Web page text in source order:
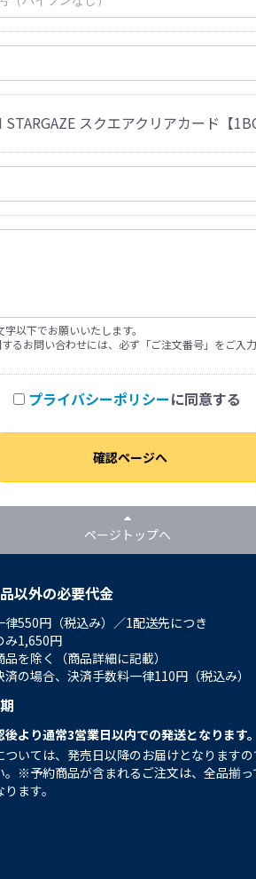
STARGAZE スクエアクリアカード【
以下でお願いいたします。
るお問い合わせには、必ず「ご注文番号」をご入
プライバシーポリシーに同意する
確認ページへ
ページトップへ
以外の必要代金
律550円（税込み）／1配送先につき
1,650円
を除く（商品詳細に記載）
済の場合、決済手数料一律110円（税込み）
後より通常3営業日以内での発送となります。
ついては、発売日以降のお届けとなります
。※予約商品が含まれるご注文は、全品揃っ
ます。